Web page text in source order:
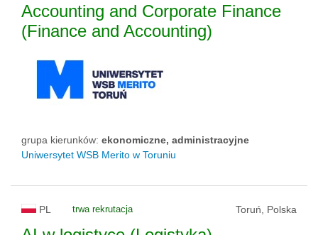
Accounting and Corporate Finance
(Finance and Accounting)
grupa kierunków: ekonomiczne, administracyjne
Uniwersytet WSB Merito w Toruniu
PL trwa rekrutacja Toruń, Polska